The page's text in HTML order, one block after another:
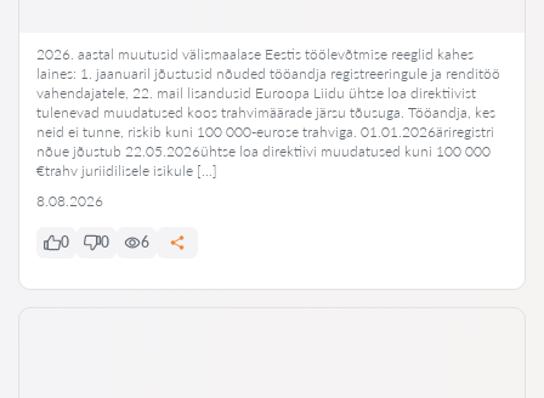
2026. aastal muutusid välismaalase Eestis töölevõtmise reeglid kahes
laines: 1. jaanuaril jõustusid nõuded tööandja registreeringule ja renditöö
vahendajatele, 22. mail lisandusid Euroopa Liidu ühtse loa direktiivist
tulenevad muudatused koos trahvimäärade järsu tõusuga. Tööandja, kes
neid ei tunne, riskib kuni 100 000-eurose trahviga. 01.01.2026äriregistri
nõue jõustub 22.05.2026ühtse loa direktiivi muudatused kuni 100 000
€trahv juriidilisele isikule […]
8.08.2026
0 0 6